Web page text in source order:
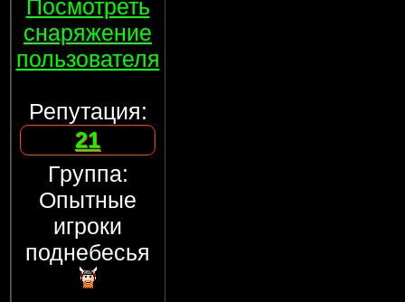
Посмотреть
снаряжение
пользователя
Репутация:
21
Группа:
Опытные
игроки
поднебесья